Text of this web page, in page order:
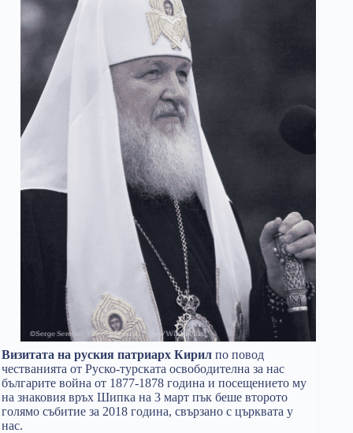
Визитата на руския патриарх Кирил по повод
честванията от Руско-турската освободителна за нас
българите война от 1877-1878 година и посещението му
на знаковия връх Шипка на 3 март пък беше второто
голямо събитие за 2018 година, свързано с църквата у
нас.